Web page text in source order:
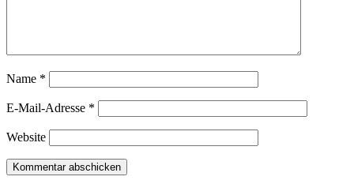
Name *
E-Mail-Adresse *
Website